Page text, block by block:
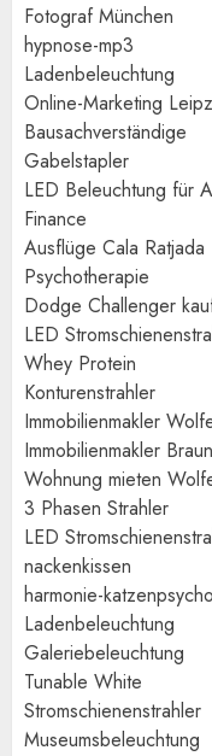
Fotograf München
hypnose-mp3
Ladenbeleuchtung
Online-Marketing
Bausachverständige
Gabelstapler
LED Beleuchtung für
Finance
Ausflüge Cala Ratjada
Psychotherapie
Dodge Challenger
LED
Whey Protein
Konturenstrahler
Immobilienmakler
Immobilienmakler
Wohnung mieten
3 Phasen Strahler
LED
nackenkissen
harmonie-
Ladenbeleuchtung
Galeriebeleuchtung
Tunable White
Stromschienenstrahler
Museumsbeleuchtung